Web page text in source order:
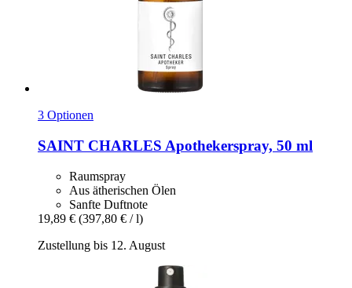
3 Optionen
SAINT CHARLES Apothekerspray, 50 ml
Raumspray
Aus ätherischen Ölen
Sanfte Duftnote
19,89 € (397,80 € / l)
Zustellung bis 12. August